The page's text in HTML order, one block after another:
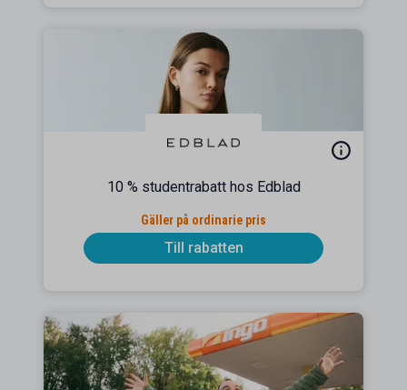
10 % studentrabatt hos Edblad
Gäller på ordinarie pris
Till rabatten